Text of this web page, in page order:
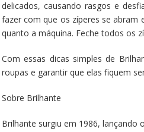
delicados, causando rasgos e
fazer com que os zíperes se
quanto a máquina. Feche todos os
Com essas dicas simples de
roupas e garantir que elas fiquem
Sobre Brilhante
Brilhante surgiu em 1986,